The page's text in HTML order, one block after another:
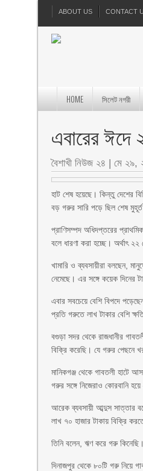
ABOUT US CONTACT
HOME সিলেট নগরী
এবারের ঈদে
বৈশাখী নিউজ ২৪ | মে ২৯,
হাট শেষ হয়েছে। কিন্তু দেশের
বড় গরুর সারি পড়ে ছিল শেষ
প্রাণিসম্পদ অধিদপ্তরের
বলে ধারণা করা হচ্ছে। অর্থাৎ
খামারি ও ব্যবসায়ীরা বলছেন,
নেমেছে। এর সঙ্গে কয়েক দিনের
এবার সবচেয়ে বেশি বিপদে
প্রতি গরুতে লাখ টাকার বেশি
বগুড়া সদর থেকে রাজধানীর
বিক্রি করেছি। যে গরুর পেছনে
মানিকগঞ্জ থেকে গাবতলী হাটে
গরুর সঙ্গে নিজেরাও কোরবানি হয়ে
আরেক ব্যবসায়ী আব্দুস সাত্তার
লাখ ৭০ হাজার টাকায় বিক্রি
তিনি বলেন, ঋণ করে গরু
দিনাজপুর থেকে ৮০টি গরু নিয়ে